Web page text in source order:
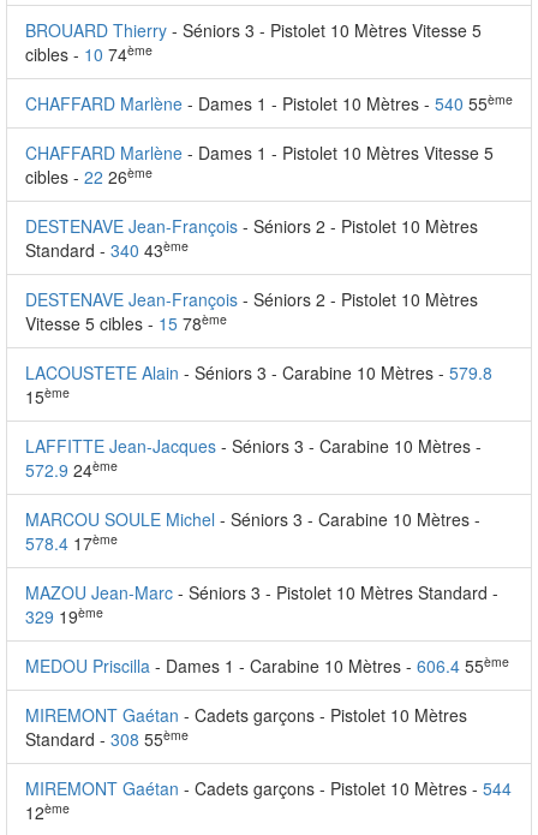
BROUARD Thierry - Séniors 3 - Pistolet 10 Mètres Vitesse 5
cibles - 10 74ème
CHAFFARD Marlène - Dames 1 - Pistolet 10 Mètres - 540 55ème
CHAFFARD Marlène - Dames 1 - Pistolet 10 Mètres Vitesse 5
cibles - 22 26ème
DESTENAVE Jean-François - Séniors 2 - Pistolet 10 Mètres
Standard - 340 43ème
DESTENAVE Jean-François - Séniors 2 - Pistolet 10 Mètres
Vitesse 5 cibles - 15 78ème
LACOUSTETE Alain - Séniors 3 - Carabine 10 Mètres - 579.8
15ème
LAFFITTE Jean-Jacques - Séniors 3 - Carabine 10 Mètres -
572.9 24ème
MARCOU SOULE Michel - Séniors 3 - Carabine 10 Mètres -
578.4 17ème
MAZOU Jean-Marc - Séniors 3 - Pistolet 10 Mètres Standard -
329 19ème
MEDOU Priscilla - Dames 1 - Carabine 10 Mètres - 606.4 55ème
MIREMONT Gaétan - Cadets garçons - Pistolet 10 Mètres
Standard - 308 55ème
MIREMONT Gaétan - Cadets garçons - Pistolet 10 Mètres - 544
12ème